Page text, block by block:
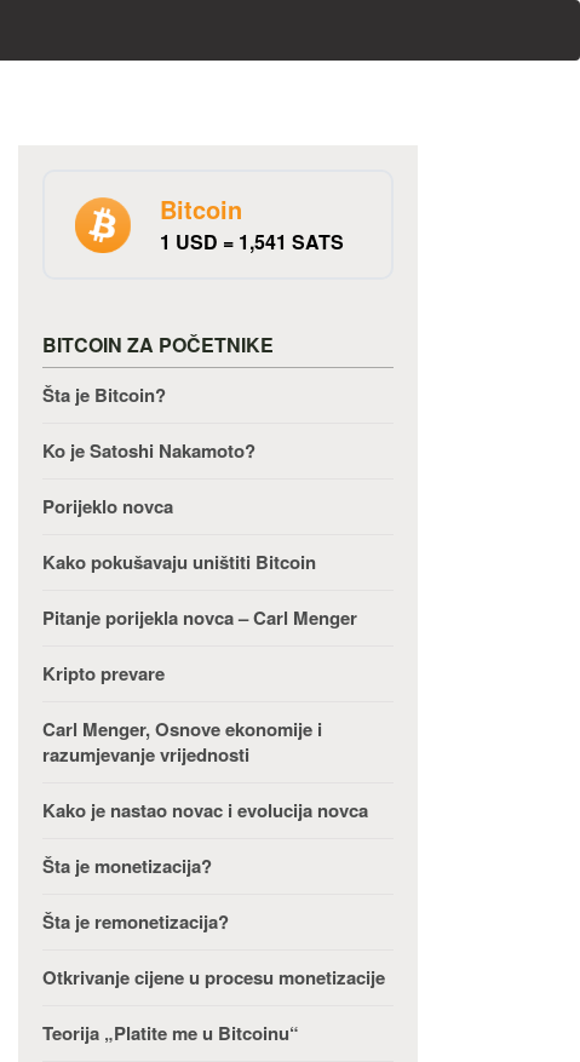
Bitcoin
1 USD = 1,541 SATS
BITCOIN ZA POČETNIKE
Šta je Bitcoin?
Ko je Satoshi Nakamoto?
Porijeklo novca
Kako pokušavaju uništiti Bitcoin
Pitanje porijekla novca – Carl Menger
Kripto prevare
Carl Menger, Osnove ekonomije i
razumjevanje vrijednosti
Kako je nastao novac i evolucija novca
Šta je monetizacija?
Šta je remonetizacija?
Otkrivanje cijene u procesu monetizacije
Teorija „Platite me u Bitcoinu“